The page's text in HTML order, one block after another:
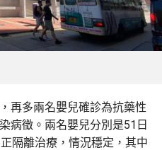
再多兩名嬰兒確診為抗藥性
病徵。兩名嬰兒分別是51日
隔離治療，情況穩定，其中